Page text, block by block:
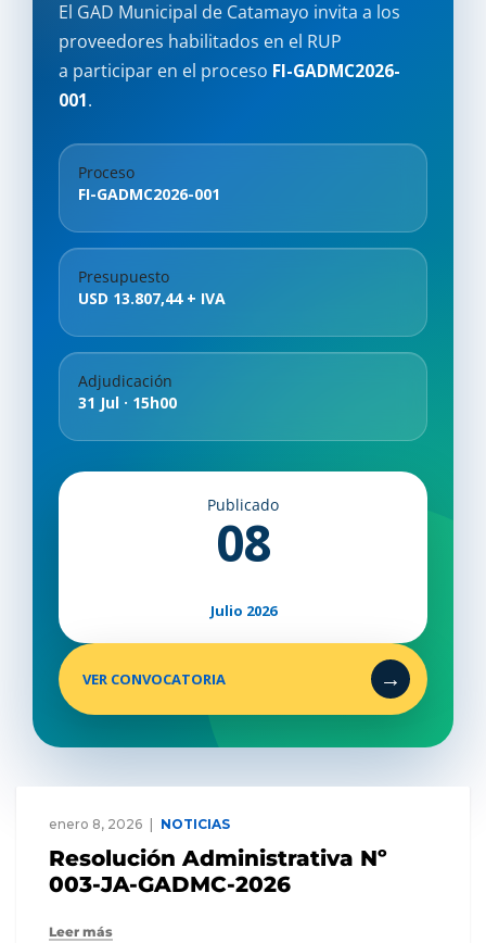
El GAD Municipal de Catamayo invita a los
proveedores habilitados en el RUP
a participar en el proceso FI-GADMC2026-
001.
Proceso
FI-GADMC2026-001
Presupuesto
USD 13.807,44 + IVA
Adjudicación
31 Jul · 15h00
Publicado
08
Julio 2026
VER CONVOCATORIA →
enero 8, 2026 NOTICIAS
Resolución Administrativa Nº
003-JA-GADMC-2026
Leer más